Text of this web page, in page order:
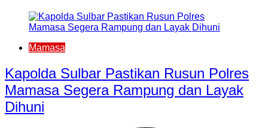
Mamasa
Kapolda Sulbar Pastikan Rusun Polres
Mamasa Segera Rampung dan Layak
Dihuni